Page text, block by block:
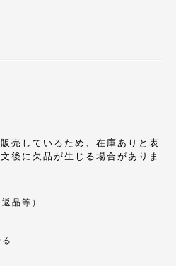
売しているため、在庫ありと表
後に欠品が生じる場合がありま
品等）